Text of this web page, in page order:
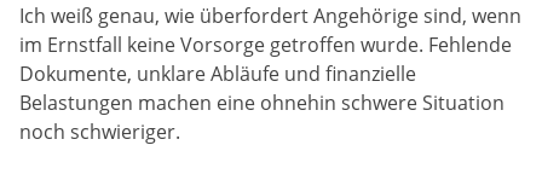
Ich weiß genau, wie überfordert Angehörige sind, wenn
im Ernstfall keine Vorsorge getroffen wurde. Fehlende
Dokumente, unklare Abläufe und finanzielle
Belastungen machen eine ohnehin schwere Situation
noch schwieriger.